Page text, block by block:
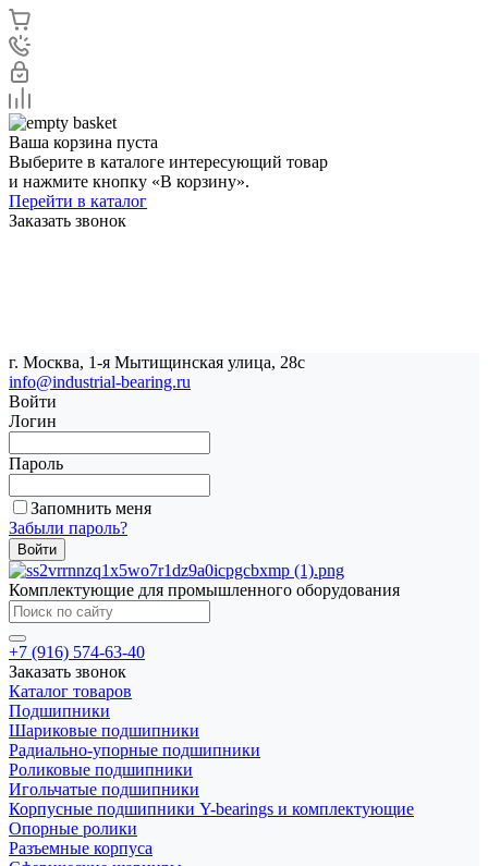
Ваша корзина пуста
Выберите в каталоге интересующий товар
и нажмите кнопку «В корзину».
Перейти в каталог
Заказать звонок
г. Москва, 1-я Мытищинская улица, 28с
info@industrial-bearing.ru
Войти
Логин
Пароль
Запомнить меня
Забыли пароль?
Комплектующие для промышленного оборудования
+7 (916) 574-63-40
Заказать звонок
Каталог товаров
Подшипники
Шариковые подшипники
Радиально-упорные подшипники
Роликовые подшипники
Игольчатые подшипники
Корпусные подшипники Y-bearings и комплектующие
Опорные ролики
Разъемные корпуса